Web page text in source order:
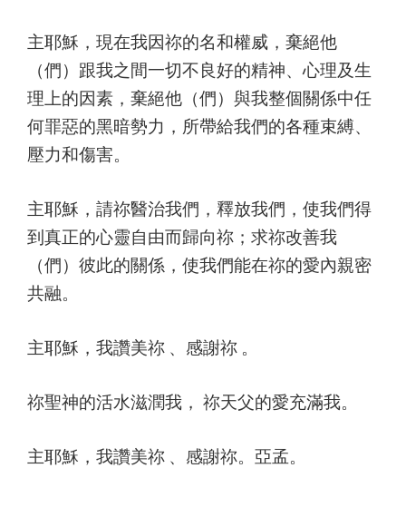
主耶穌，現在我因祢的名和權威，棄絕他
（們）跟我之間一切不良好的精神、心理及生
理上的因素，棄絕他（們）與我整個關係中任
何罪惡的黑暗勢力，所帶給我們的各種束縛、
壓力和傷害。
主耶穌，請祢醫治我們，釋放我們，使我們得
到真正的心靈自由而歸向祢；求祢改善我
（們）彼此的關係，使我們能在祢的愛內親密
共融。
主耶穌，我讚美祢 、感謝祢 。
祢聖神的活水滋潤我， 祢天父的愛充滿我。
主耶穌，我讚美祢 、感謝祢。亞孟。